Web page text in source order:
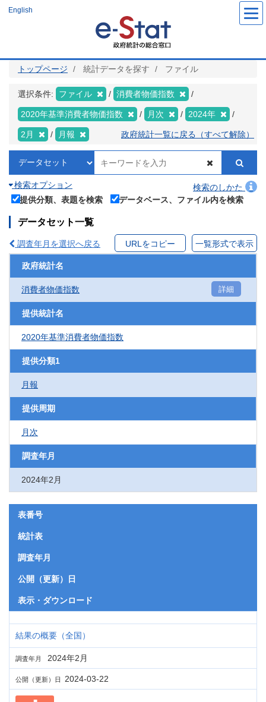
ツ
English
トップページ 統計データを探す ファイル
選択条件: ファイル 消費者物価指数
2020年基準消費者物価指数 月次 2024年
2月 月報 政府統計一覧に戻る（すべて解除）
検索オプション
検索のしかた
提供分類、表題を検索
データベース、ファイル内を検索
データセット一覧
調査年月を選択へ戻る URLをコピー 一覧形式で表示
政府統計名
消費者物価指数 詳細
提供統計名
2020年基準消費者物価指数
提供分類1
月報
提供周期
月次
調査年月
2024年2月
表番号
統計表
調査年月
公開（更新）日
表示・ダウンロード
結果の概要（全国）
調査年月 2024年2月
公開（更新）日 2024-03-22